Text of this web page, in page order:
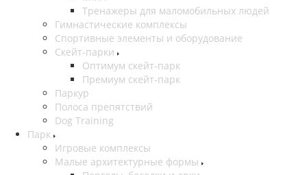
Тренажеры для маломобильных людей
Гимнастические комплексы
Спортивные элементы и оборудование
Скейт-парки
Оптимум скейт-парк
Премиум скейт-парк
Паркур
Полоса препятствий
Dog Training
Парк
Игровые комплексы
Малые архитектурные формы